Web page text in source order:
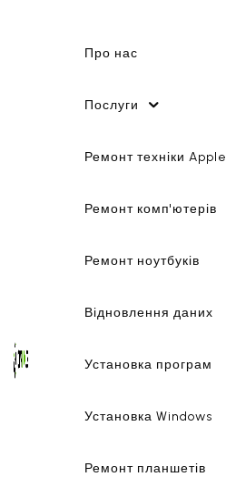
Про нас
Послуги
Ремонт техніки Apple
Ремонт комп'ютерів
Ремонт ноутбуків
Відновлення даних
Установка програм
Установка Windows
Ремонт планшетів